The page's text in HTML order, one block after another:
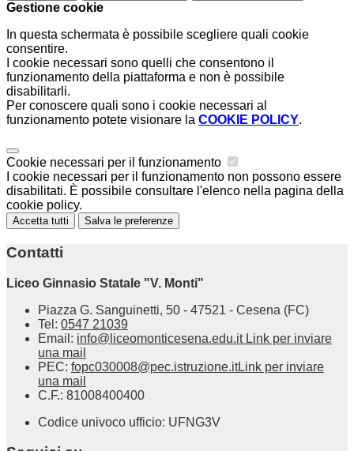
Gestione cookie
In questa schermata è possibile scegliere quali cookie
consentire.
I cookie necessari sono quelli che consentono il
funzionamento della piattaforma e non è possibile
disabilitarli.
Per conoscere quali sono i cookie necessari al
funzionamento potete visionare la COOKIE POLICY.
Cookie necessari per il funzionamento
I cookie necessari per il funzionamento non possono essere
disabilitati. È possibile consultare l'elenco nella pagina della
cookie policy.
Accetta tutti Salva le preferenze
Contatti
Liceo Ginnasio Statale "V. Monti"
Piazza G. Sanguinetti, 50 - 47521 - Cesena (FC)
Tel: 0547 21039
Email: info@liceomonticesena.edu.it Link per inviare
una mail
PEC: fopc030008@pec.istruzione.itLink per inviare
una mail
C.F.: 81008400400
Codice univoco ufficio: UFNG3V